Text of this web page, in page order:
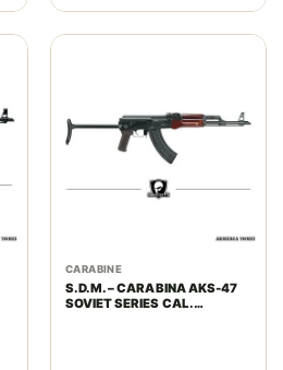
CARABINE
S.D.M. – CARABINA AKS-47
SOVIET SERIES CAL.